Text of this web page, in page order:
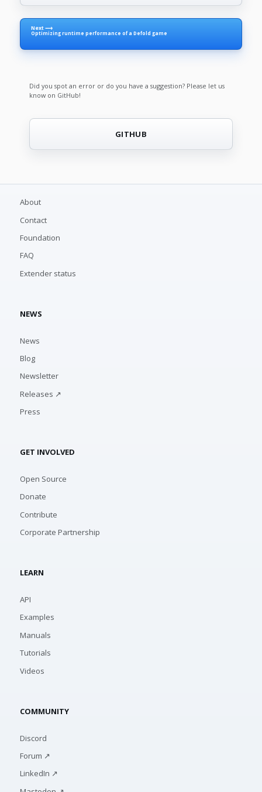
Next ⟶
Optimizing runtime performance of a Defold game
Did you spot an error or do you have a suggestion? Please let us
know on GitHub!
GITHUB
About
Contact
Foundation
FAQ
Extender status
NEWS
News
Blog
Newsletter
Releases ↗
Press
GET INVOLVED
Open Source
Donate
Contribute
Corporate Partnership
LEARN
API
Examples
Manuals
Tutorials
Videos
COMMUNITY
Discord
Forum ↗
LinkedIn ↗